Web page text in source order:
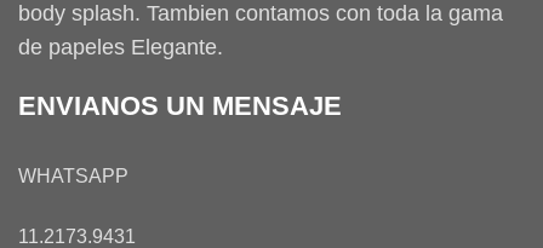
body splash. Tambien contamos con toda la gama
de papeles Elegante.
ENVIANOS UN MENSAJE
WHATSAPP
11.2173.9431